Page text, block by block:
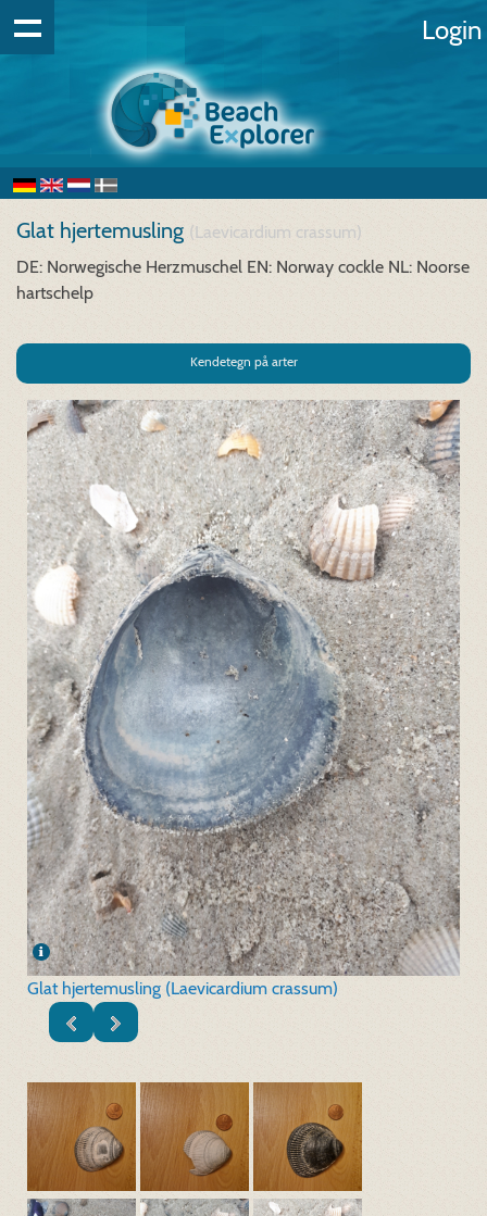
Login
Glat hjertemusling (Laevicardium crassum)
DE: Norwegische Herzmuschel EN: Norway cockle NL: Noorse
hartschelp
Kendetegn på arter
Glat hjertemusling (Laevicardium crassum)